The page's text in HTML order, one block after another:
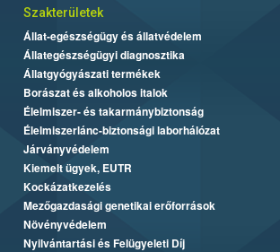
Szakterületek
Állat-egészségügy és állatvédelem
Állategészségügyi diagnosztika
Állatgyógyászati termékek
Borászat és alkoholos italok
Élelmiszer- és takarmánybiztonság
Élelmiszerlánc-biztonsági laborhálózat
Járványvédelem
Kiemelt ügyek, EUTR
Kockázatkezelés
Mezőgazdasági genetikai erőforrások
Növényvédelem
Nyilvántartási és Felügyeleti Díj